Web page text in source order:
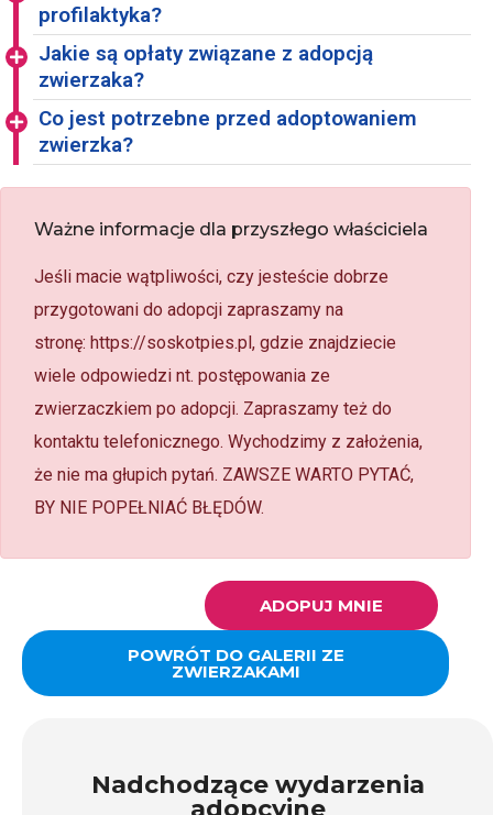
profilaktyka?
Jakie są opłaty związane z adopcją
zwierzaka?
Co jest potrzebne przed adoptowaniem
zwierzka?
Ważne informacje dla przyszłego właściciela
Jeśli macie wątpliwości, czy jesteście dobrze
przygotowani do adopcji zapraszamy na
stronę: https://soskotpies.pl, gdzie znajdziecie
wiele odpowiedzi nt. postępowania ze
zwierzaczkiem po adopcji. Zapraszamy też do
kontaktu telefonicznego. Wychodzimy z założenia,
że nie ma głupich pytań. ZAWSZE WARTO PYTAĆ,
BY NIE POPEŁNIAĆ BŁĘDÓW.
ADOPUJ MNIE
POWRÓT DO GALERII ZE
ZWIERZAKAMI
Nadchodzące wydarzenia